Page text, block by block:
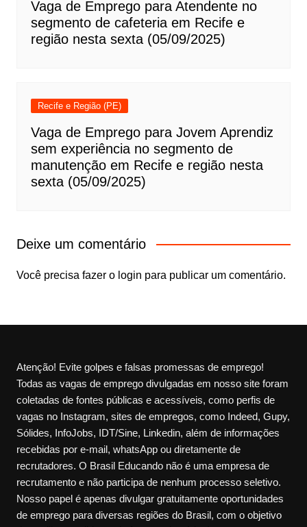
Vaga de Emprego para Atendente no
segmento de cafeteria em Recife e
região nesta sexta (05/09/2025)
Recife e Região (PE)
Vaga de Emprego para Jovem Aprendiz
sem experiência no segmento de
manutenção em Recife e região nesta
sexta (05/09/2025)
Deixe um comentário
Você precisa fazer o login para publicar um comentário.
Atenção! Evite golpes e falsas promessas de emprego!
Todas as vagas de emprego divulgadas em nosso site foram
coletadas de fontes públicas e acessíveis, como perfis de
vagas no Instagram, sites de empregos, como Indeed, Gupy,
Sólides, InfoJobs, IDT/Sine, Linkedin, além de informações
recebidas por e-mail, whatsApp ou diretamente de
recrutadores. O Brasil Educando não é uma empresa de
recrutamento e não participa de nenhum processo seletivo.
Nosso papel é apenas divulgar gratuitamente oportunidades
de emprego para diversas regiões do Brasil, com o objetivo